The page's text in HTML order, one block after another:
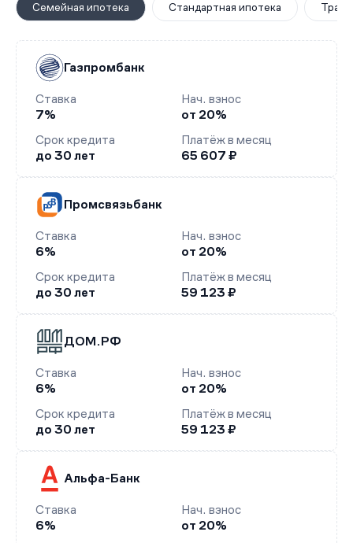
Семейная ипотека Стандартная ипотека
Газпромбанк
Ставка
7%
Нач. взнос
от 20%
Срок кредита
до 30 лет
Платёж в месяц
65 607 ₽
Промсвязьбанк
Ставка
6%
Нач. взнос
от 20%
Срок кредита
до 30 лет
Платёж в месяц
59 123 ₽
ДОМ.РФ
Ставка
6%
Нач. взнос
от 20%
Срок кредита
до 30 лет
Платёж в месяц
59 123 ₽
Альфа-Банк
Ставка
6%
Нач. взнос
от 20%